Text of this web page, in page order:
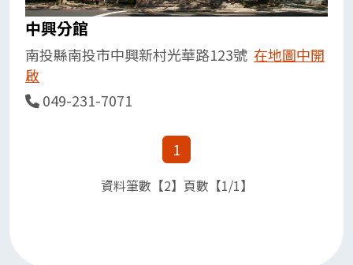
中興分館
南投縣南投市中興新村光華路123號 在地圖中開
啟
049-231-7071
1
資料筆數【2】頁數【1/1】